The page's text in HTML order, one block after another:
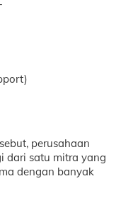
perusahaan
dari satu mitra yang
dengan banyak